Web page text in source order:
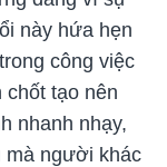
này hứa hẹn
công việc
tạo nên
nhanh nhạy,
mà người khác